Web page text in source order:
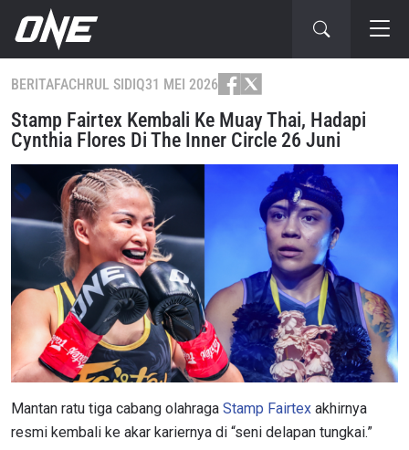
BERITAFACHRUL SIDIQ31 MEI 2026
Stamp Fairtex Kembali Ke Muay Thai, Hadapi
Cynthia Flores Di The Inner Circle 26 Juni
Mantan ratu tiga cabang olahraga Stamp Fairtex akhirnya
resmi kembali ke akar kariernya di “seni delapan tungkai.”